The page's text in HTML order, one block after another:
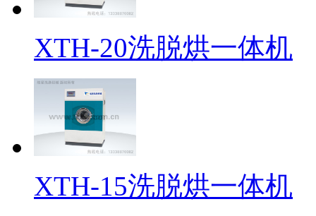
XTH-20洗脱烘一体机
XTH-15洗脱烘一体机